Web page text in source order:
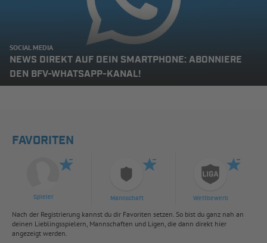
SOCIAL MEDIA
NEWS DIREKT AUF DEIN SMARTPHONE: ABONNIERE
DEN BFV-WHATSAPP-KANAL!
FAVORITEN
Spieler Mannschaft Wettbewerb
Nach der Registrierung kannst du dir Favoriten setzen. So bist du ganz nah an
deinen Lieblingsspielern, Mannschaften und Ligen, die dann direkt hier
angezeigt werden.